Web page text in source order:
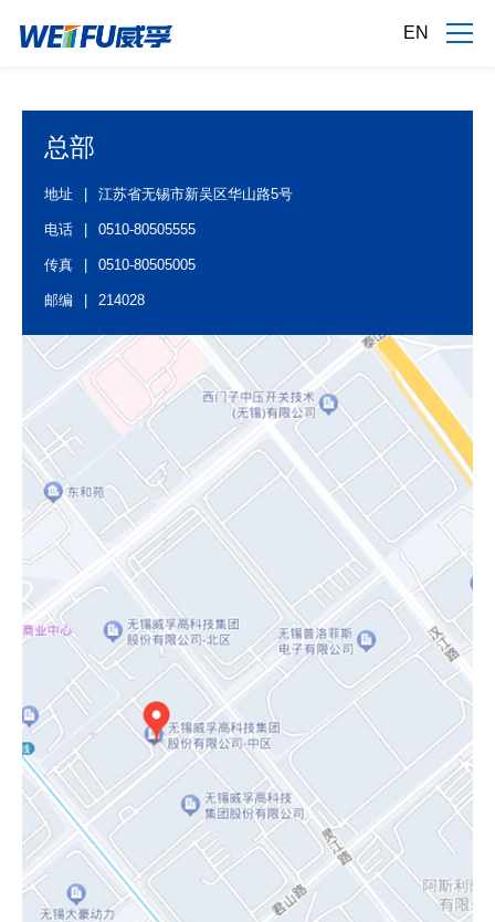
EN
总部
地址 江苏省无锡市新吴区华山路5号
电话 0510-80505555
传真 0510-80505005
邮编 214028